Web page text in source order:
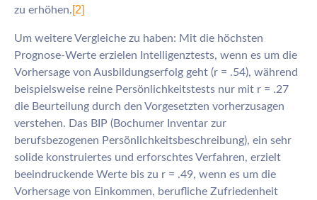
zu erhöhen.[2]
Um weitere Vergleiche zu haben: Mit die höchsten
Prognose-Werte erzielen Intelligenztests, wenn es um die
Vorhersage von Ausbildungserfolg geht (r = .54), während
beispielsweise reine Persönlichkeitstests nur mit r = .27
die Beurteilung durch den Vorgesetzten vorherzusagen
verstehen. Das BIP (Bochumer Inventar zur
berufsbezogenen Persönlichkeitsbeschreibung), ein sehr
solide konstruiertes und erforschtes Verfahren, erzielt
beeindruckende Werte bis zu r = .49, wenn es um die
Vorhersage von Einkommen, berufliche Zufriedenheit